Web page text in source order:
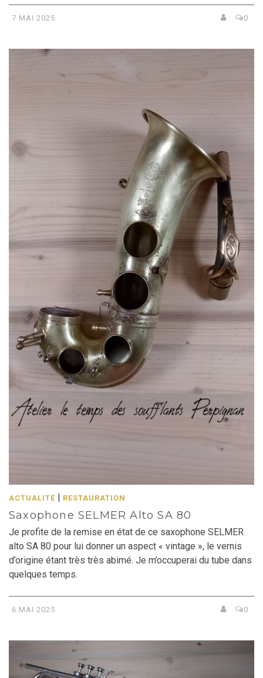
7 MAI 2025 0
ACTUALITÉ RESTAURATION
Saxophone SELMER Alto SA 80
Je profite de la remise en état de ce saxophone SELMER
alto SA 80 pour lui donner un aspect « vintage », le vernis
d’origine étant très très abimé. Je m’occuperai du tube dans
quelques temps.
6 MAI 2025 0